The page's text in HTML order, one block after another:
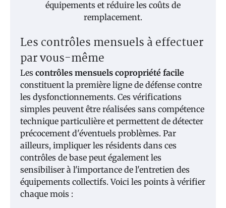
équipements et réduire les coûts de
remplacement.
Les contrôles mensuels à effectuer
par vous-même
Les contrôles mensuels copropriété facile
constituent la première ligne de défense contre
les dysfonctionnements. Ces vérifications
simples peuvent être réalisées sans compétence
technique particulière et permettent de détecter
précocement d'éventuels problèmes. Par
ailleurs, impliquer les résidents dans ces
contrôles de base peut également les
sensibiliser à l'importance de l'entretien des
équipements collectifs. Voici les points à vérifier
chaque mois :